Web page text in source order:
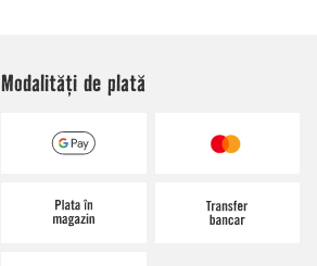
Modalități de plată